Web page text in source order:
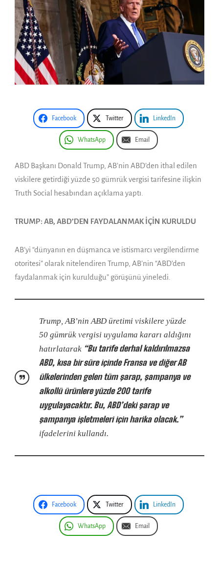
Facebook Twitter LinkedIn
WhatsApp Email
ABD Başkanı Donald Trump, AB’nin ABD’den ithal edilen
viskilere getirdiği yüzde 50 gümrük vergisi tarifesine ilişkin
Truth Social hesabından açıklama yaptı.
TRUMP: AB, ABD’DEN FAYDALANMAK İÇİN KURULDU
AB’yi “dünyanın en düşmanca ve istismarcı vergilendirme
otoritesi” olarak nitelendiren Trump, AB’nin “ABD’den
faydalanmak için kurulduğu” görüşünü yineledi.
Trump, AB’nin ABD üretimi viskilere yüzde
50 gümrük vergisi uygulama kararı aldığını
hatırlatarak “Bu tarife derhal kaldırılmazsa
ABD, kısa bir süre içinde Fransa ve diğer AB
ülkelerinden gelen tüm şarap, şampanya ve
alkollü ürünlere yüzde 200 tarife
uygulayacaktır. Bu, ABD’deki şarap ve
şampanya işletmeleri için harika olacak.”
ifadelerini kullandı.
Facebook Twitter LinkedIn
WhatsApp Email